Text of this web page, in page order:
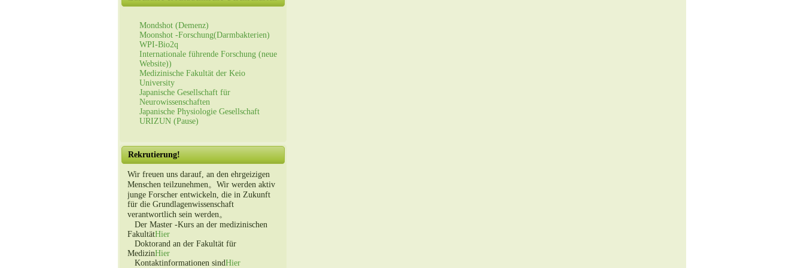
Mondshot (Demenz)
Moonshot -Forschung(Darmbakterien)
WPI-Bio2q
Internationale führende Forschung (neue
Website))
Medizinische Fakultät der Keio
University
Japanische Gesellschaft für
Neurowissenschaften
Japanische Physiologie Gesellschaft
URIZUN (Pause)
Rekrutierung!
Wir freuen uns darauf, an den ehrgeizigen
Menschen teilzunehmen。Wir werden aktiv
junge Forscher entwickeln, die in Zukunft
für die Grundlagenwissenschaft
verantwortlich sein werden。
Der Master -Kurs an der medizinischen
FakultätHier
Doktorand an der Fakultät für
MedizinHier
Kontaktinformationen sindHier